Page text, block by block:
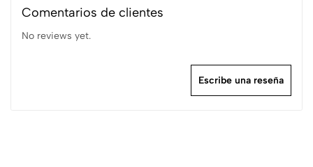
Comentarios de clientes
No reviews yet.
Escribe una reseña